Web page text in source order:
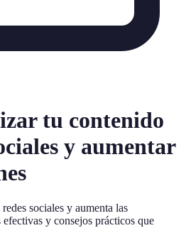
tu contenido
y aumentar
sociales y aumenta las
y consejos prácticos que